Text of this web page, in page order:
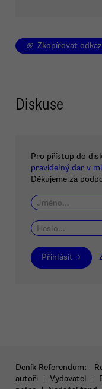
Zkopírovat odkaz
Diskuse
Pro přístup do
pravidelný dar v
Děkujeme za
Přihlásit →
Deník Referendum:
autoři | Vydavatel |